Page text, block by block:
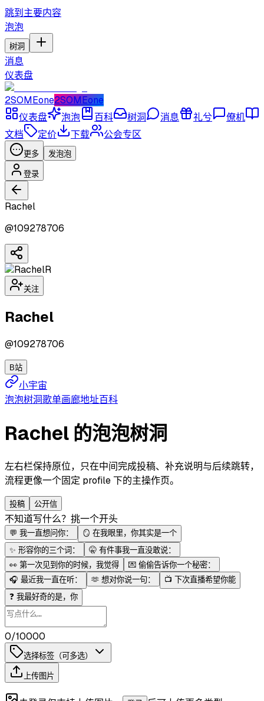
跳到主要内容
泡泡
树洞
消息
仪表盘
2SOMEone2SOMEone
仪表盘
泡泡 百科 树洞 消息 礼兮
僚机
文档
定价 下载 公会专区
更多 发泡泡
登录
Rachel
@109278706
R
关注
Rachel
@109278706
B站
小宇宙
泡泡树洞歌单画廊地址百科
Rachel 的泡泡树洞
左右栏保持原位，只在中间完成投稿、补充说明与后续跳转，
流程更像一个固定 profile 下的主操作页。
投稿 公开信
不知道写什么？挑一个开头
💬 我一直想问你： 🪞 在我眼里，你其实是一个
✨ 形容你的三个词： 🤫 有件事我一直没敢说：
👀 第一次见到你的时候，我觉得 💌 偷偷告诉你一个秘密：
🎧 最近我一直在听： 🫶 想对你说一句： 📺 下次直播希望你能
❓ 我最好奇的是，你
0/10000
选择标签（可多选）
上传图片